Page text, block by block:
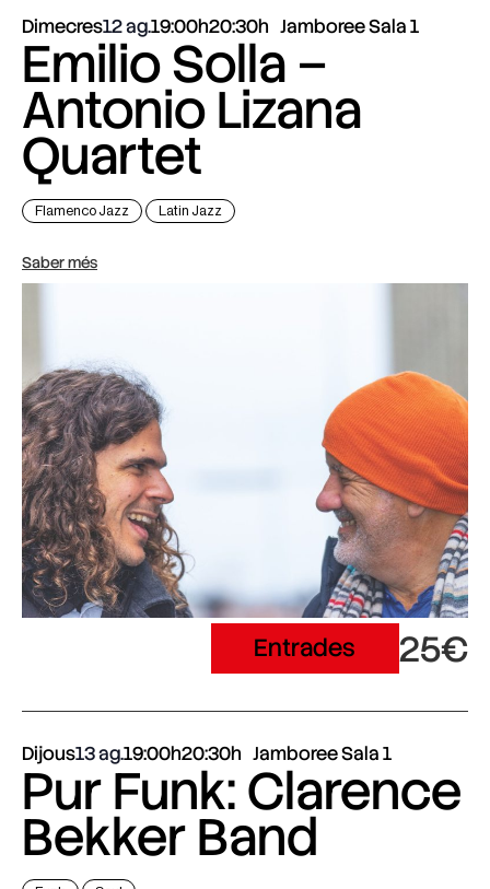
Dimecres12 ag.19:00h20:30h Jamboree Sala 1
Emilio Solla –
Antonio Lizana
Quartet
Flamenco Jazz Latin Jazz
Saber més
Entrades 25€
Dijous13 ag.19:00h20:30h Jamboree Sala 1
Pur Funk: Clarence
Bekker Band